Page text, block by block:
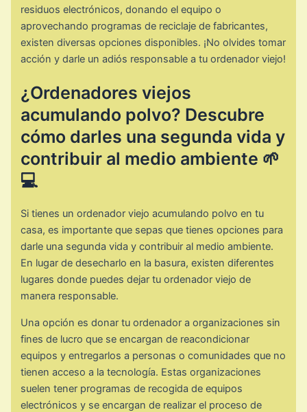
residuos electrónicos, donando el equipo o
aprovechando programas de reciclaje de fabricantes,
existen diversas opciones disponibles. ¡No olvides tomar
acción y darle un adiós responsable a tu ordenador viejo!
¿Ordenadores viejos
acumulando polvo? Descubre
cómo darles una segunda vida y
contribuir al medio ambiente 🌱
💻
Si tienes un ordenador viejo acumulando polvo en tu
casa, es importante que sepas que tienes opciones para
darle una segunda vida y contribuir al medio ambiente.
En lugar de desecharlo en la basura, existen diferentes
lugares donde puedes dejar tu ordenador viejo de
manera responsable.
Una opción es donar tu ordenador a organizaciones sin
fines de lucro que se encargan de reacondicionar
equipos y entregarlos a personas o comunidades que no
tienen acceso a la tecnología. Estas organizaciones
suelen tener programas de recogida de equipos
electrónicos y se encargan de realizar el proceso de